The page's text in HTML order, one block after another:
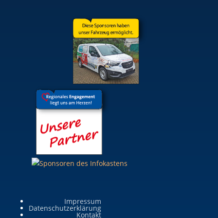
Impressum
Datenschutzerklärung
Kontakt